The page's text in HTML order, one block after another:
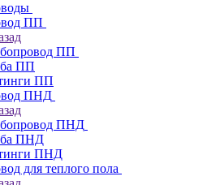
ПП
ПП
ПП
ПП
ПНД
ПНД
ПНД
ПНД
для теплого пола